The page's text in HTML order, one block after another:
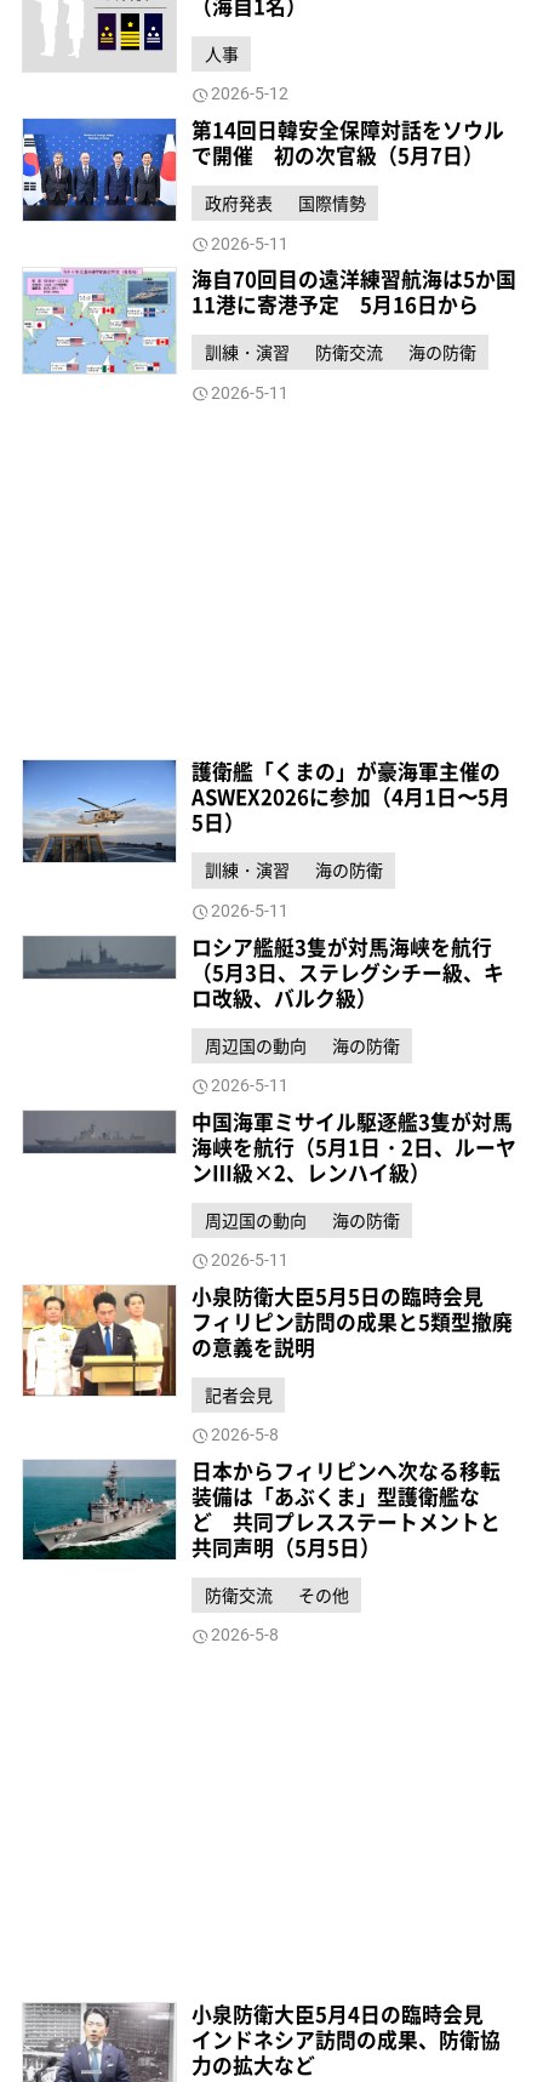
（海自1名）
人事
2026-5-12
第14回日韓安全保障対話をソウル
で開催 初の次官級（5月7日）
政府発表 国際情勢
2026-5-11
海自70回目の遠洋練習航海は5か国
11港に寄港予定 5月16日から
訓練・演習 防衛交流 海の防衛
2026-5-11
護衛艦「くまの」が豪海軍主催の
ASWEX2026に参加（4月1日〜5月
5日）
訓練・演習 海の防衛
2026-5-11
ロシア艦艇3隻が対馬海峡を航行
（5月3日、ステレグシチー級、キ
ロ改級、バルク級）
周辺国の動向 海の防衛
2026-5-11
中国海軍ミサイル駆逐艦3隻が対馬
海峡を航行（5月1日・2日、ルーヤ
ンⅢ級×2、レンハイ級）
周辺国の動向 海の防衛
2026-5-11
小泉防衛大臣5月5日の臨時会見
フィリピン訪問の成果と5類型撤廃
の意義を説明
記者会見
2026-5-8
日本からフィリピンへ次なる移転
装備は「あぶくま」型護衛艦な
ど 共同プレスステートメントと
共同声明（5月5日）
防衛交流 その他
2026-5-8
小泉防衛大臣5月4日の臨時会見
インドネシア訪問の成果、防衛協
力の拡大など